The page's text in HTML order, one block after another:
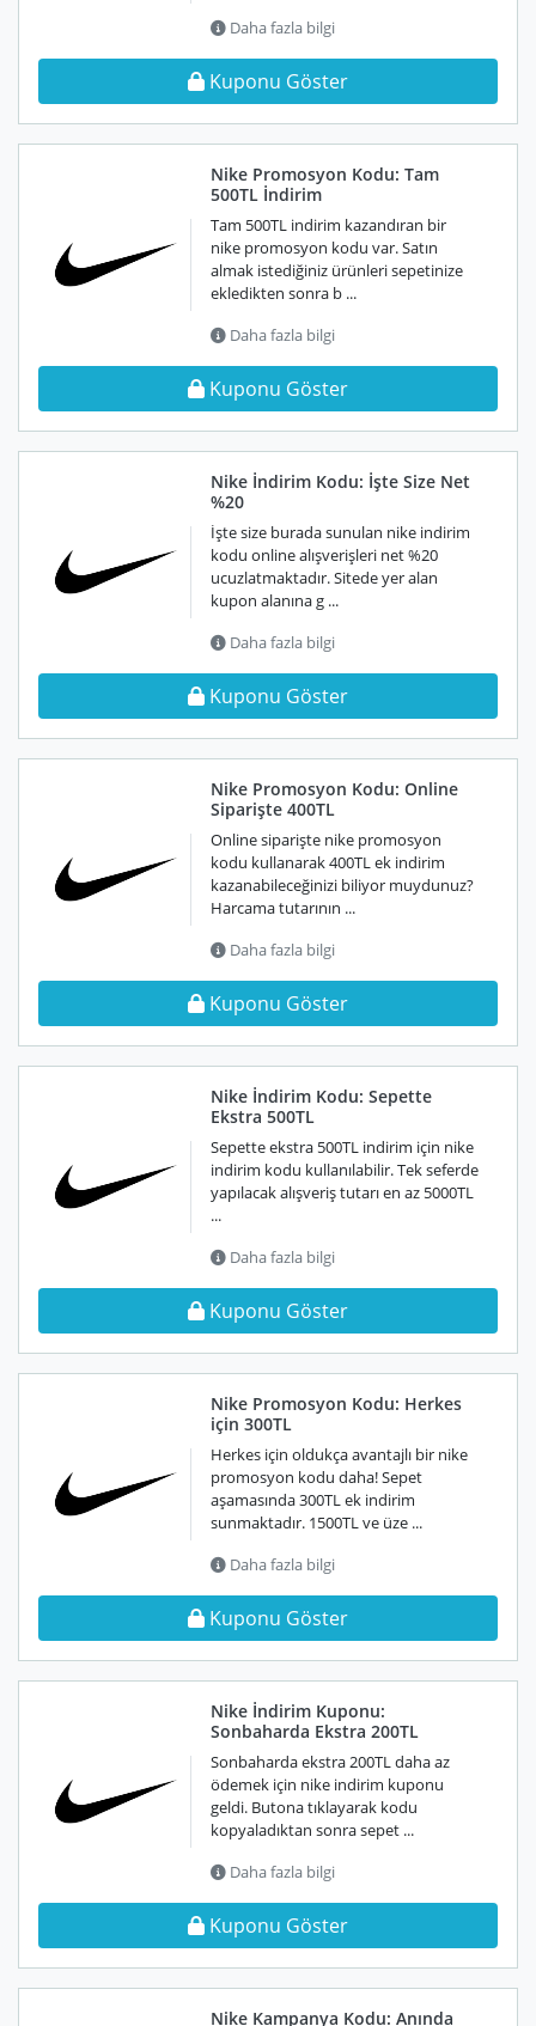
Daha fazla bilgi
Kuponu Göster
Nike Promosyon Kodu: Tam
500TL İndirim
Tam 500TL indirim kazandıran bir
nike promosyon kodu var. Satın
almak istediğiniz ürünleri sepetinize
ekledikten sonra b ...
Daha fazla bilgi
Kuponu Göster
Nike İndirim Kodu: İşte Size Net
%20
İşte size burada sunulan nike indirim
kodu online alışverişleri net %20
ucuzlatmaktadır. Sitede yer alan
kupon alanına g ...
Daha fazla bilgi
Kuponu Göster
Nike Promosyon Kodu: Online
Siparişte 400TL
Online siparişte nike promosyon
kodu kullanarak 400TL ek indirim
kazanabileceğinizi biliyor muydunuz?
Harcama tutarının ...
Daha fazla bilgi
Kuponu Göster
Nike İndirim Kodu: Sepette
Ekstra 500TL
Sepette ekstra 500TL indirim için nike
indirim kodu kullanılabilir. Tek seferde
yapılacak alışveriş tutarı en az 5000TL
...
Daha fazla bilgi
Kuponu Göster
Nike Promosyon Kodu: Herkes
için 300TL
Herkes için oldukça avantajlı bir nike
promosyon kodu daha! Sepet
aşamasında 300TL ek indirim
sunmaktadır. 1500TL ve üze ...
Daha fazla bilgi
Kuponu Göster
Nike İndirim Kuponu:
Sonbaharda Ekstra 200TL
Sonbaharda ekstra 200TL daha az
ödemek için nike indirim kuponu
geldi. Butona tıklayarak kodu
kopyaladıktan sonra sepet ...
Daha fazla bilgi
Kuponu Göster
Nike Kampanya Kodu: Anında